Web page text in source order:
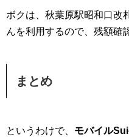
ボクは、秋葉原駅昭和口改
んを利用するので、残額確
まとめ
というわけで、 モバイル